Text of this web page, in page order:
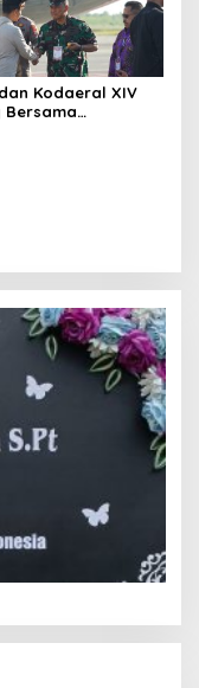
Kodaeral XIV
Bersama